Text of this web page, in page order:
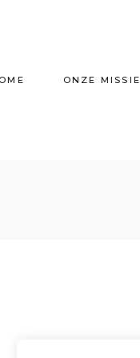
ONZE MISSIE